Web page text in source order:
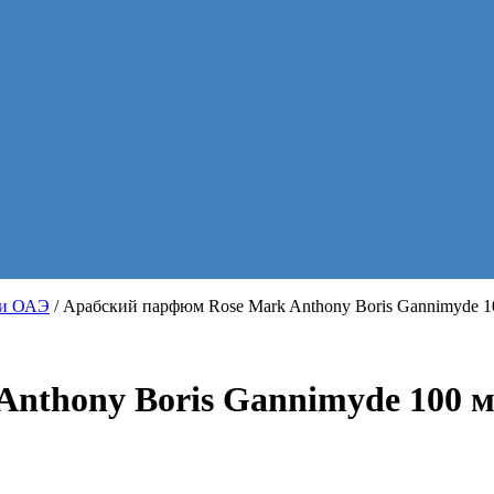
ОАЭ / Арабский парфюм Rose Mark Anthony Boris Gannimyde
Boris Gannimyde 100